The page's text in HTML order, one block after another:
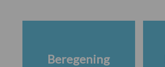
Beregening